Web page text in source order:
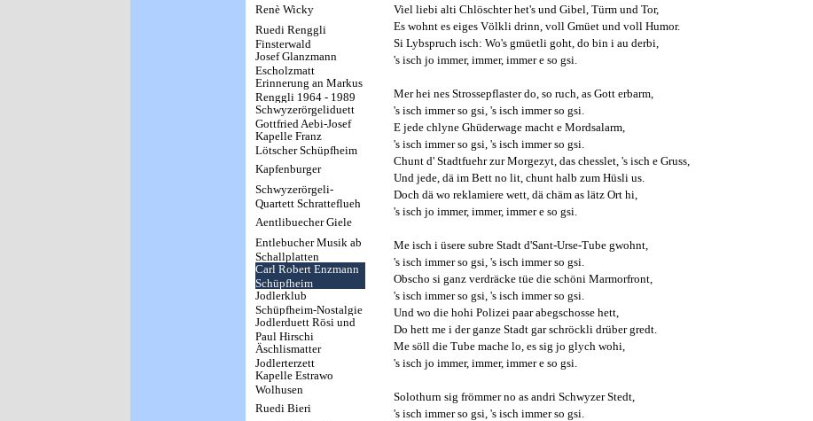
Renè Wicky
Ruedi Renggli
Finsterwald
Josef Glanzmann
Escholzmatt
Erinnerung an Markus
Renggli 1964 - 1989
Schwyzerörgeliduett
Gottfried Aebi-Josef
Lötscher (Zollbrück-
Schärlig)
Kapelle Franz
Lötscher Schüpfheim
Kapfenburger
Schwyzerörgeli-
Quartett Schratteflueh
Marbach
Aentlibuecher Giele
Entlebucher Musik ab
Schallplatten
Carl Robert Enzmann
Schüpfheim
Jodlerklub
Schüpfheim-Nostalgie
Jodlerduett Rösi und
Paul Hirschi
Äschlismatter
Jodlerterzett
Kapelle Estrawo
Wolhusen
Ruedi Bieri
Viel liebi alti Chlöschter het's und Gibel, Türm und Tor,
Es wohnt es eiges Völkli drinn, voll Gmüet und voll Humor.
Si Lybspruch isch: Wo's gmüetli goht, do bin i au derbi,
's isch jo immer, immer, immer e so gsi.
Mer hei nes Strossepflaster do, so ruch, as Gott erbarm,
's isch immer so gsi, 's isch immer so gsi.
E jede chlyne Ghüderwage macht e Mordsalarm,
's isch immer so gsi, 's isch immer so gsi.
Chunt d' Stadtfuehr zur Morgezyt, das chesslet, 's isch e Gruss,
Und jede, dä im Bett no lit, chunt halb zum Hüsli us.
Doch dä wo reklamiere wett, dä chäm as lätz Ort hi,
's isch jo immer, immer, immer e so gsi.
Me isch i üsere subre Stadt d'Sant-Urse-Tube gwohnt,
's isch immer so gsi, 's isch immer so gsi.
Obscho si ganz verdräcke tüe die schöni Marmorfront,
's isch immer so gsi, 's isch immer so gsi.
Und wo die hohi Polizei paar abegschosse hett,
Do hett me i der ganze Stadt gar schröckli drüber gredt.
Me söll die Tube mache lo, es sig jo glych wohi,
's isch jo immer, immer, immer e so gsi.
Solothurn sig frömmer no as andri Schwyzer Stedt,
's isch immer so gsi, 's isch immer so gsi.